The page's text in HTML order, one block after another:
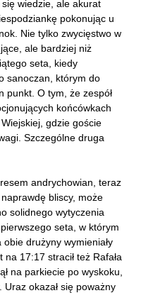
wiedzie, ale akurat
pokonując u
Nie tylko zwycięstwo w
ale bardziej niż
seta, kiedy
sanoczan, którym do
punkt. O tym, że zespół
końcówkach
gdzie goście
Szczególne druga
andrychowian, teraz
bliscy, może
solidnego wytyczenia
seta, w którym
obie drużyny wymieniały
17:17 stracił też Rafała
na parkiecie po wyskoku,
Uraz okazał się poważny